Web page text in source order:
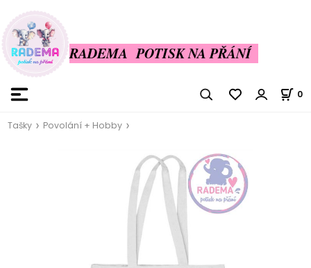
RADEMA POTISK NA PŘÁNÍ
0
Tašky Povolání + Hobby